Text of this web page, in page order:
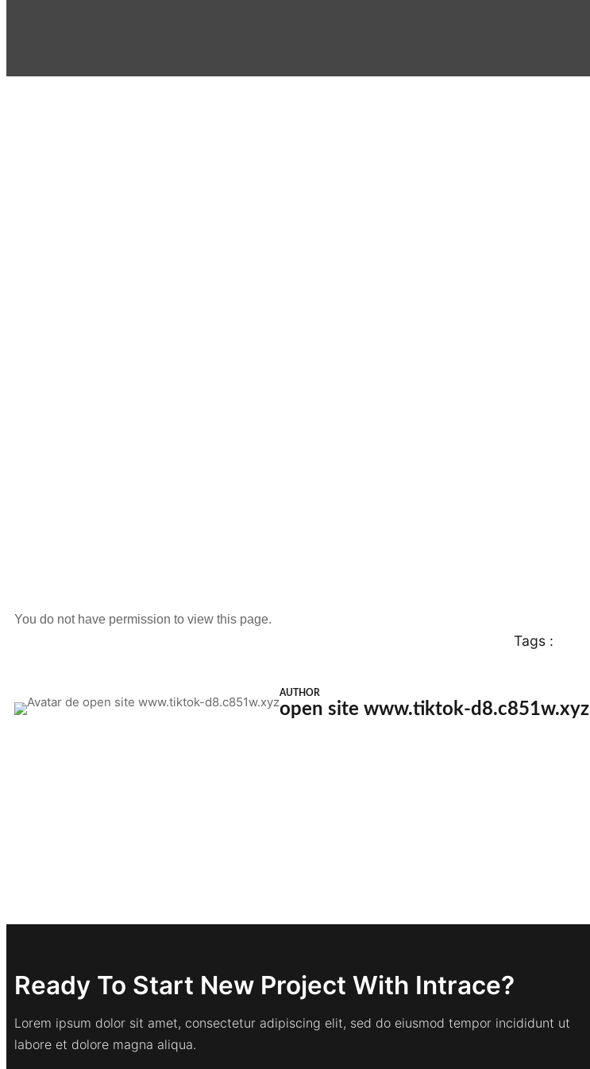
You do not have permission to view this page.
Tags :
AUTHOR
open site www.tiktok-d8.c851w.xyz
Ready To Start New Project With Intrace?
Lorem ipsum dolor sit amet, consectetur adipiscing elit, sed do eiusmod tempor incididunt ut
labore et dolore magna aliqua.